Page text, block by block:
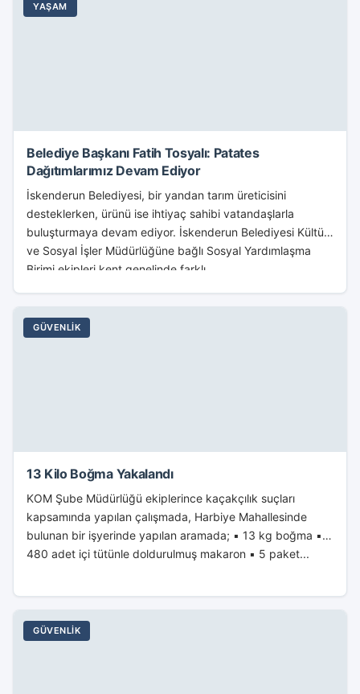
YAŞAM
Belediye Başkanı Fatih Tosyalı: Patates
Dağıtımlarımız Devam Ediyor
İskenderun Belediyesi, bir yandan tarım üreticisini
desteklerken, ürünü ise ihtiyaç sahibi vatandaşlarla
buluşturmaya devam ediyor. İskenderun Belediyesi Kültür
ve Sosyal İşler Müdürlüğüne bağlı Sosyal Yardımlaşma
Birimi ekipleri kent genelinde farklı...
GÜVENLIK
13 Kilo Boğma Yakalandı
KOM Şube Müdürlüğü ekiplerince kaçakçılık suçları
kapsamında yapılan çalışmada, Harbiye Mahallesinde
bulunan bir işyerinde yapılan aramada; ▪ 13 kg boğma ▪
480 adet içi tütünle doldurulmuş makaron ▪ 5 paket...
GÜVENLIK